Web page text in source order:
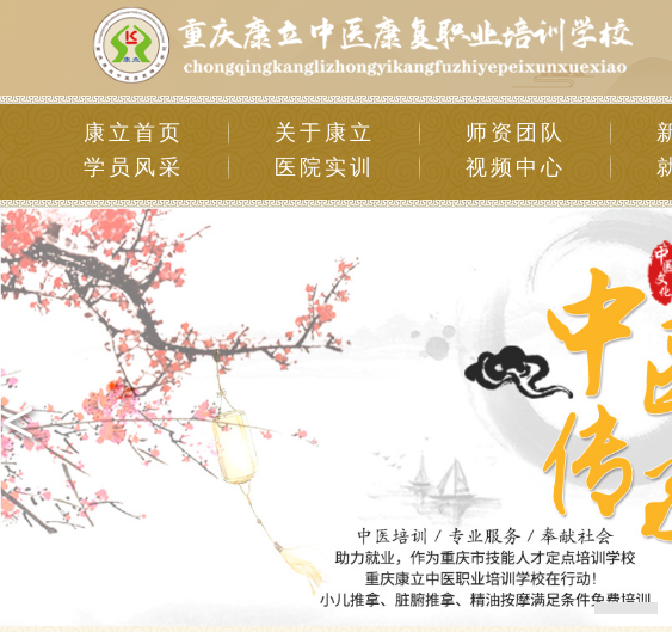
康立首页 关于康立 师资团队
学员风采
医院实训 视频中心
<